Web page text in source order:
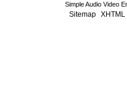
Simple Audio Video
Sitemap XHTML